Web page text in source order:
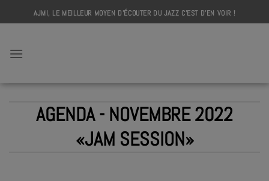
to
AJMI, LE MEILLEUR MOYEN D'ÉCOUTER DU JAZZ C'EST D'EN VOIR !
AGENDA - NOVEMBRE 2022
«JAM SESSION»